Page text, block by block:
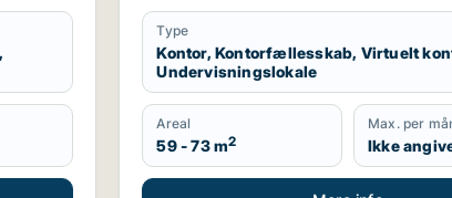
Type
Kontor, Kontorfællesskab, Virtuelt
Undervisningslokale
Areal
59 - 73 m2
Max. per
Ikke